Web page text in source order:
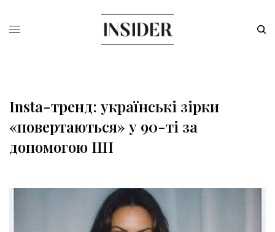
Insta-тренд: українські зірки
«повертаються» у 90-ті за
допомогою ШІ